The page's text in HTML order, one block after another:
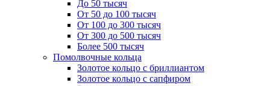
До 50 тысяч
От 50 до 100 тысяч
От 100 до 300 тысяч
От 300 до 500 тысяч
Более 500 тысяч
Помолвочные кольца
Золотое кольцо с бриллиантом
Золотое кольцо с сапфиром